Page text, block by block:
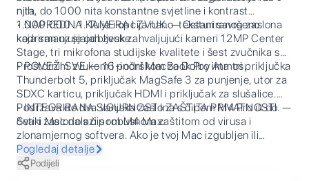
njih.
nita, do 1000 nita konstantne svjetline i kontrast
1.000.000 : 1. Tu je i opcija nano-teksturiranog zaslona
koja smanjuje odbljeske.
• NAPREDNA KAMERA I ZVUK. — Ostani savršeno
kadriran uz sjajan zvuk zahvaljujući kameri 12MP Center
Stage, tri mikrofona studijske kvalitete i šest zvučnika s
Prostornim zvukom i podrškom za Dolby Atmos.
• POVEŽI SVE. — 16-inčni MacBook Pro ima tri priključka
Thunderbolt 5, priključak MagSafe 3 za punjenje, utor za
SDXC karticu, priključak HDMI i priključak za slušalice.
Podržava do dva vanjska zaslona s čipom M4 Pro ili do
četiri zaslona s čipom M4 Max.
• INTEGRIRANA SIGURNOST I ZAŠTITA PRIVATNOSTI. —
Svaki Mac dolazi s robusnom zaštitom od virusa i
zlonamjernog softvera. Ako je tvoj Mac izgubljen ili
ukraden, funkcijom Pronalaženje možeš ga pronaći.
FileVault osigurava da su datoteke šifrirane kako im drugi
Pogledaj detalje
Podijeli